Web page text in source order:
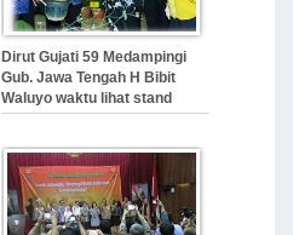
Dirut Gujati 59 Medampingi
Gub. Jawa Tengah H Bibit
Waluyo waktu lihat stand
pameran tanaman langka
13 Juli 2012)